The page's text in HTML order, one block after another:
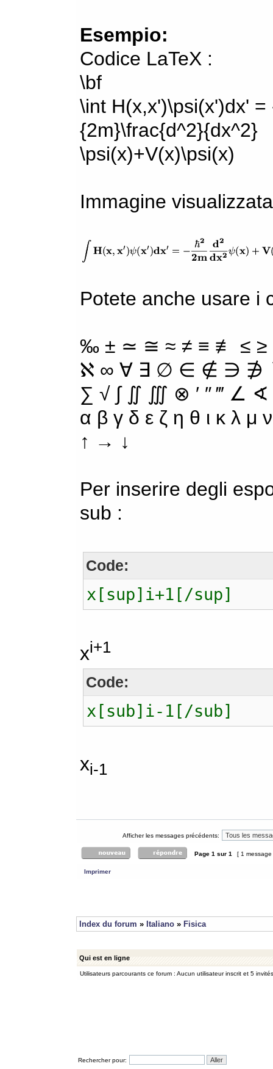
Esempio:
Codice LaTeX :
\bf
\int H(x,x')\psi(x')dx'
{2m}\frac{d^2}{dx^2}
\psi(x)+V(x)\psi(x)
Immagine
Potete anche usare i
‰ ± ≃ ≅ ≈ ≠ ≡ ≢ ≤
ℵ ∞ ∀ ∃ ∅ ∈ ∉ ∋ ∌
∑ √ ∫ ∬ ∭ ⊗ ′ ″ ‴ ∠
α β γ δ ε ζ η θ ι κ λ
↑ → ↓
Per inserire degli
sub :
Code:
x[sup]i+1[/sup]
xi+1
Code:
x[sub]i-1[/sub]
xi-1
Afficher les messages précédents:
Page 1 sur 1 [ 1
Imprimer
Index du forum » Italiano » Fisica
Qui est en ligne
Utilisateurs parcourants ce forum : Aucun utilisateur inscrit et 5 invités
Rechercher pour: